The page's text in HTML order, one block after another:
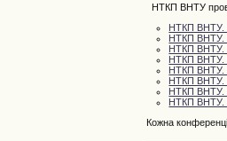
НТКП ВНТУ
НТКП ВНТУ.
НТКП ВНТУ.
НТКП ВНТУ.
НТКП ВНТУ.
НТКП ВНТУ.
НТКП ВНТУ.
НТКП ВНТУ.
НТКП ВНТУ.
Кожна